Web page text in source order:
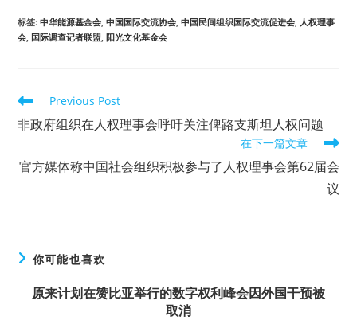
标签:中华能源基金会 中国国际交流协会 中国民间组织国际交流促进会 人权理事
会 国际调查记者联盟 阳光文化基金会
Read
more
articles
Previous Post
非政府组织在人权理事会呼吁关注俾路支斯坦人权问题
在下一篇文章
官方媒体称中国社会组织积极参与了人权理事会第62届会
议
你可能也喜欢
原来计划在赞比亚举行的数字权利峰会因外国干预被
取消